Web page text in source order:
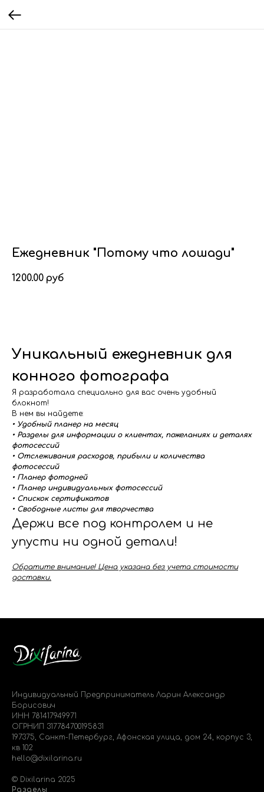
Ежедневник "Потому что лошади"
1200.00 руб
Уникальный ежедневник для
конного фотографа
Я разработала специально для вас очень удобный
блокнот!
В нем вы найдете:
• Удобный планер на месяц
• Разделы для информации о клиентах, пожеланиях и деталях
фотосессий
• Отслеживания расходов, прибыли и количества
фотосессий
• Планер фотодней
• Планер индивидуальных фотосессий
• Спискок сертификатов
• Свободные листы для творчества
Держи все под контролем и не
упусти ни одной детали!
Обратите внимание! Цена указана без учета стоимости
доставки.
Индивидуальный Предприниматель Ларин Александр
Борисович
ИНН 781417949971
ОГРНИП 317784700195831
197375, Санкт-Петербург, Афонская улица, дом 24, корпус 3,
кв 102
hello@dixilarina.ru
© Dixilarina 2025
Разделы